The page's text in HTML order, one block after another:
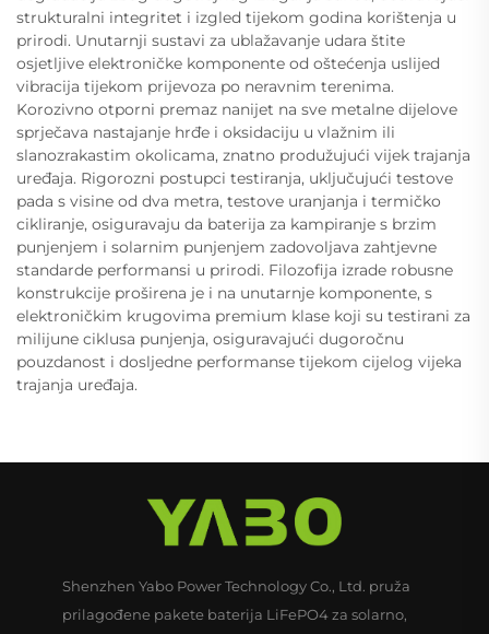
strukturalni integritet i izgled tijekom godina korištenja u
prirodi. Unutarnji sustavi za ublažavanje udara štite
osjetljive elektroničke komponente od oštećenja uslijed
vibracija tijekom prijevoza po neravnim terenima.
Korozivno otporni premaz nanijet na sve metalne dijelove
sprječava nastajanje hrđe i oksidaciju u vlažnim ili
slanozrakastim okolicama, znatno produžujući vijek trajanja
uređaja. Rigorozni postupci testiranja, uključujući testove
pada s visine od dva metra, testove uranjanja i termičko
cikliranje, osiguravaju da baterija za kampiranje s brzim
punjenjem i solarnim punjenjem zadovoljava zahtjevne
standarde performansi u prirodi. Filozofija izrade robusne
konstrukcije proširena je i na unutarnje komponente, s
elektroničkim krugovima premium klase koji su testirani za
milijune ciklusa punjenja, osiguravajući dugoročnu
pouzdanost i dosljedne performanse tijekom cijelog vijeka
trajanja uređaja.
Shenzhen Yabo Power Technology Co., Ltd. pruža
prilagođene pakete baterija LiFePO4 za solarno,